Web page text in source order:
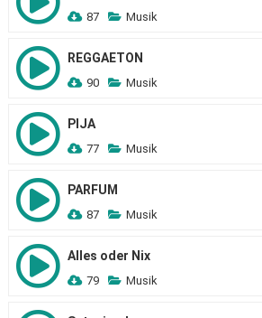
87 Musik
REGGAETON
90 Musik
PIJA
77 Musik
PARFUM
87 Musik
Alles oder Nix
79 Musik